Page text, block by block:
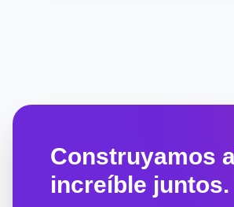
Construyamos
increíble juntos.